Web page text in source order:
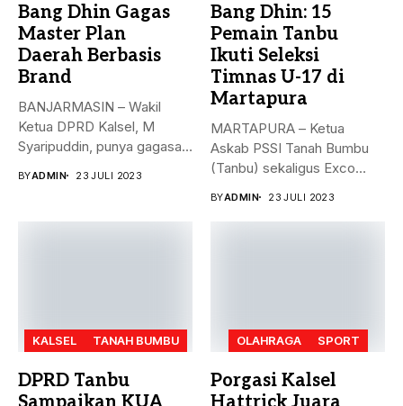
Bang Dhin Gagas
Master Plan
Daerah Berbasis
Brand
BANJARMASIN – Wakil
Ketua DPRD Kalsel, M
Syaripuddin, punya gagasan
BYADMIN 23 JULI 2023
Bang Dhin: 15
Pemain Tanbu
Ikuti Seleksi
Timnas U-17 di
Martapura
MARTAPURA – Ketua
Askab PSSI Tanah Bumbu
(Tanbu) sekaligus Exco
BYADMIN 23 JULI 2023
KALSEL TANAH BUMBU
DPRD Tanbu
OLAHRAGA SPORT
Porgasi Kalsel